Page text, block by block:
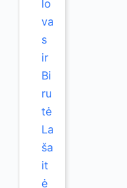
lo
va
s
ir
Bi
ru
tė
La
ša
it
ė